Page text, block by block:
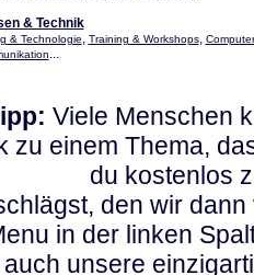
& Technik
& Technologie, Training & Workshops,
...
Viele Menschen
zu einem Thema,
du kostenlos
den wir
in der linken
auch unsere